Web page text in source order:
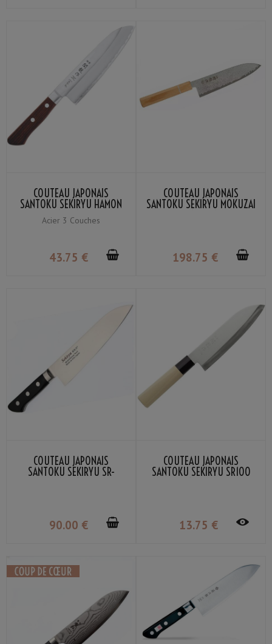
COUTEAU JAPONAIS
SANTOKU SEKIRYU HAMON
SRW100 16.5CM
Acier 3 Couches
43.75 €
COUTEAU JAPONAIS
SANTOKU SEKIRYU MOKUZAI
198.75 €
COUTEAU JAPONAIS
SANTOKU SEKIRYU SR-
90.00 €
COUTEAU JAPONAIS
SANTOKU SEKIRYU SR100
13.75 €